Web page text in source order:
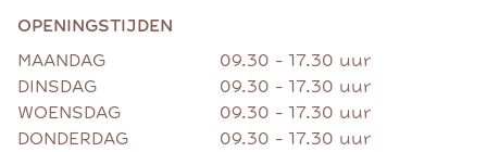
OPENINGSTIJDEN
MAANDAG
09.30 - 17.30 uur
DINSDAG
09.30 - 17.30 uur
WOENSDAG
09.30 - 17.30 uur
DONDERDAG
09.30 - 17.30 uur